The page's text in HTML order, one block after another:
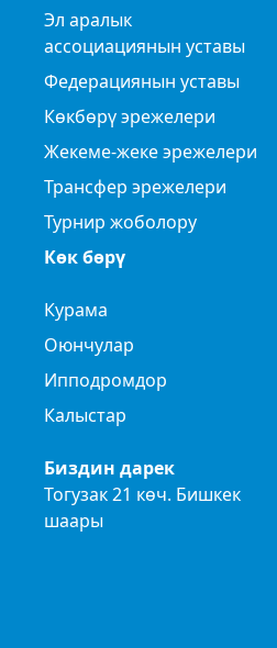
Эл аралык
ассоциациянын уставы
Федерациянын уставы
Көкбөрү эрежелери
Жекеме-жеке эрежелери
Трансфер эрежелери
Турнир жоболору
Көк бөрү
Курама
Оюнчулар
Ипподромдор
Калыстар
Биздин дарек
Тогузак 21 көч. Бишкек
шаары